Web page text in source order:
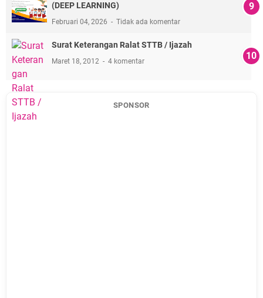
(DEEP LEARNING)
Februari 04, 2026 Tidak ada komentar
Surat Keterangan Ralat STTB / Ijazah
Maret 18, 2012 4 komentar
SPONSOR